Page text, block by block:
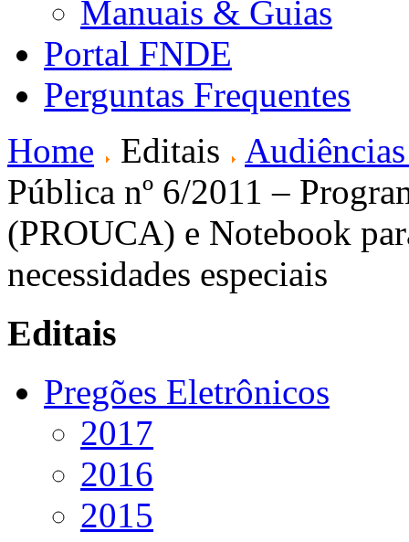
Manuais & Guias
Portal FNDE
Perguntas Frequentes
Home
Editais
Pública nº 6/2011 –
(PROUCA) e Notebook
necessidades especiais
Editais
Pregões Eletrônicos
2017
2016
2015